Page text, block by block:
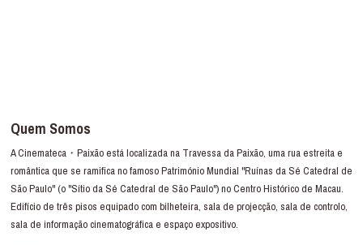
Quem Somos
A Cinemateca・Paixão está localizada na Travessa da Paixão, uma rua estreita e
romântica que se ramifica no famoso Património Mundial "Ruínas da Sé Catedral de
São Paulo" (o "Sítio da Sé Catedral de São Paulo") no Centro Histórico de Macau.
Edifício de três pisos equipado com bilheteira, sala de projecção, sala de controlo,
sala de informação cinematográfica e espaço expositivo.